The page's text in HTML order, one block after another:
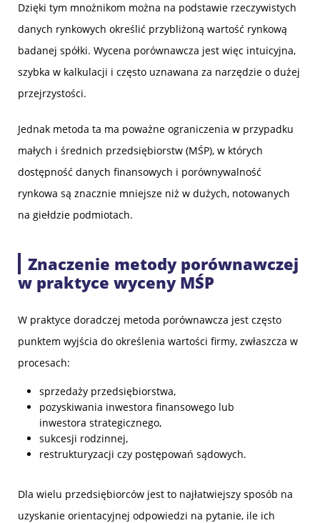
Dzięki tym mnożnikom można na podstawie rzeczywistych
danych rynkowych określić przybliżoną wartość rynkową
badanej spółki. Wycena porównawcza jest więc intuicyjna,
szybka w kalkulacji i często uznawana za narzędzie o dużej
przejrzystości.
Jednak metoda ta ma poważne ograniczenia w przypadku
małych i średnich przedsiębiorstw (MŚP), w których
dostępność danych finansowych i porównywalność
rynkowa są znacznie mniejsze niż w dużych, notowanych
na giełdzie podmiotach.
Znaczenie metody porównawczej
w praktyce wyceny MŚP
W praktyce doradczej metoda porównawcza jest często
punktem wyjścia do określenia wartości firmy, zwłaszcza w
procesach:
sprzedaży przedsiębiorstwa,
pozyskiwania inwestora finansowego lub
inwestora strategicznego,
sukcesji rodzinnej,
restrukturyzacji czy postępowań sądowych.
Dla wielu przedsiębiorców jest to najłatwiejszy sposób na
uzyskanie orientacyjnej odpowiedzi na pytanie, ile ich